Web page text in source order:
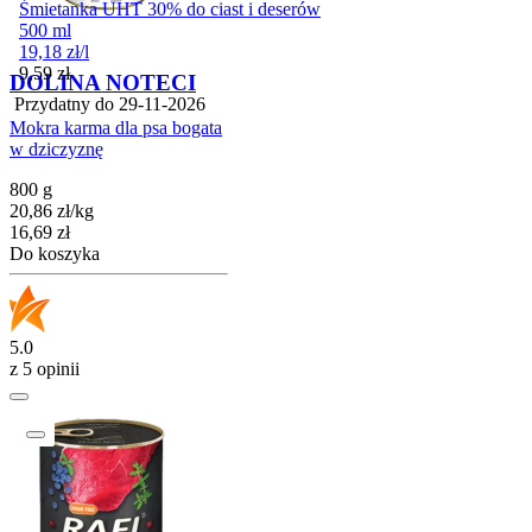
Śmietanka UHT 30% do ciast i deserów
500 ml
19,18 zł/l
Cena
9,59 zł
Przydatny do 29-11-2026
DOLINA NOTECI
Mokra karma dla psa bogata
w dziczyznę
800 g
20,86 zł/kg
Cena
16,69 zł
Do koszyka
5.0
z 5 opinii